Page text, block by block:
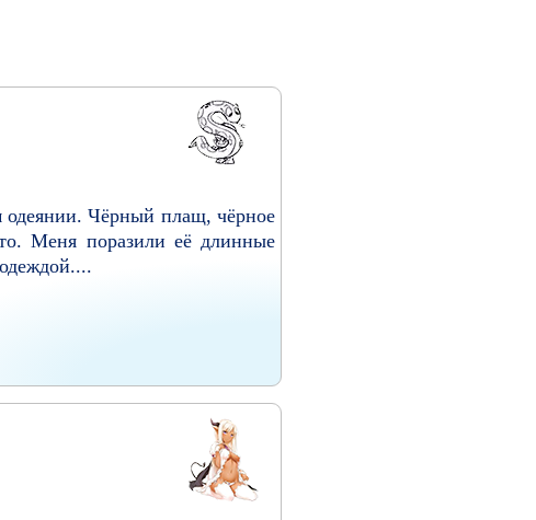
одеянии. Чёрный плащ, чёрное
Меня поразили её длинные